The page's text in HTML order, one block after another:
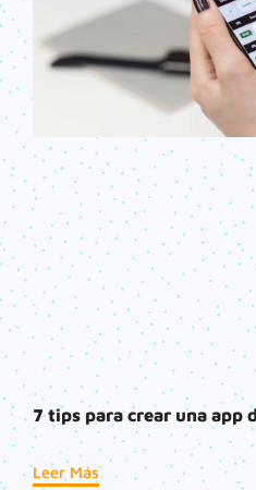
7 tips para crear una app
Leer Más